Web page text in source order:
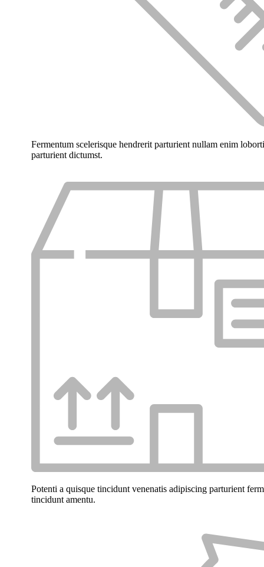
Fermentum scelerisque hendrerit parturient nullam enim
parturient dictumst.
Potenti a quisque tincidunt venenatis adipiscing parturient
tinciduntamentu.